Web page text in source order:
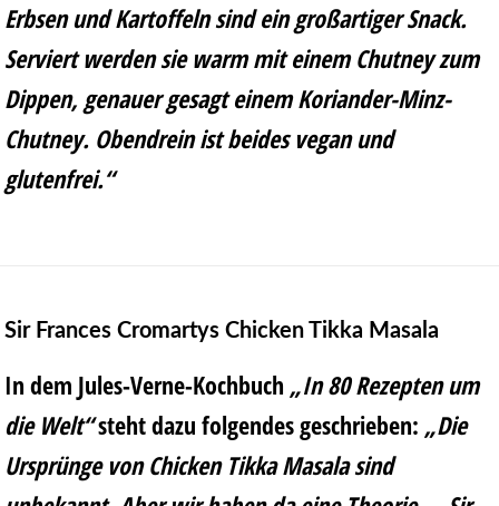
Erbsen und Kartoffeln sind ein großartiger Snack.
Serviert werden sie warm mit einem Chutney zum
Dippen, genauer gesagt einem Koriander-Minz-
Chutney. Obendrein ist beides vegan und
glutenfrei.“
Sir Frances Cromartys Chicken Tikka Masala
In dem Jules-Verne-Kochbuch „In 80 Rezepten um
die Welt“steht dazu folgendes geschrieben: „Die
Ursprünge von Chicken Tikka Masala sind